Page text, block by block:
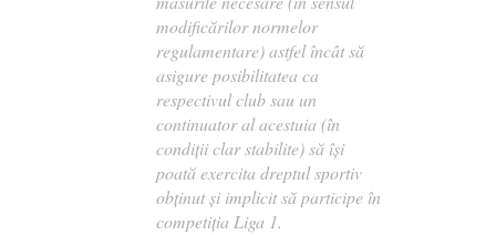
modificărilor normelor
regulamentare) astfel încât să
asigure posibilitatea ca
respectivul club sau un
continuator al acestuia (în
condiţii clar stabilite) să îşi
poată exercita dreptul sportiv
obţinut şi implicit să participe în
competiţia Liga 1.